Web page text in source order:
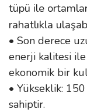
tüpü ile
rahatlıkla
• Son derece
enerji kalitesi
ekonomik bir
• Yükseklik:
sahiptir.